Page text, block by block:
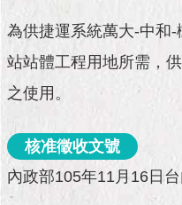
團
隊
市
公
告
為供捷運系統萬大-中和
站站體工程用地所需，
之使用。
核准徵收文號
內政部105年11月16日